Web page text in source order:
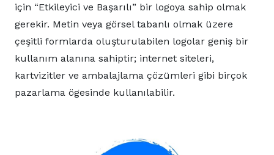
için “Etkileyici ve Başarılı” bir logoya sahip olmak
gerekir. Metin veya görsel tabanlı olmak üzere
çeşitli formlarda oluşturulabilen logolar geniş bir
kullanım alanına sahiptir; internet siteleri,
kartvizitler ve ambalajlama çözümleri gibi birçok
pazarlama ögesinde kullanılabilir.